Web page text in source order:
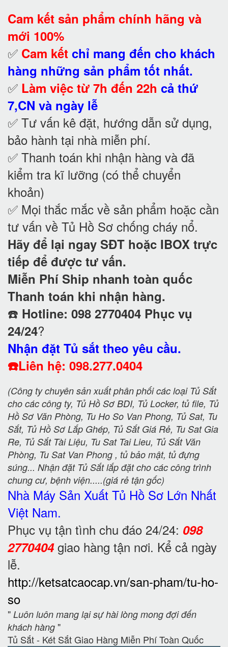
Cam kết sản phẩm chính hãng và
mới 100%
✅ Cam kết chỉ mang đến cho khách
hàng những sản phẩm tốt nhất.
✅ Làm việc từ 7h đến 22h cả thứ
7,CN và ngày lễ
✅ Tư vấn kê đặt, hướng dẫn sử dụng,
bảo hành tại nhà miễn phí.
✅ Thanh toán khi nhận hàng và đã
kiểm tra kĩ lưỡng (có thể chuyển
khoản)
✅ Mọi thắc mắc về sản phẩm hoặc cần
tư vấn về Tủ Hồ Sơ chống cháy nổ.
Hãy để lại ngay SĐT hoặc IBOX trực
tiếp để được tư vấn.
Miễn Phí Ship nhanh toàn quốc
Thanh toán khi nhận hàng.
☎️ Hotline: 098 2770404 Phục vụ
24/24?
Nhận đặt Tủ sắt theo yêu cầu.
☎️Liên hệ: 098.277.0404
(Công ty chuyên sản xuất phân phối các loại Tủ Sắt
cho các công ty, Tủ Hồ Sơ BDI, Tủ Locker, tủ file, Tủ
Hồ Sơ Văn Phòng, Tu Ho So Van Phong, Tủ Sat, Tu
Sắt, Tủ Hồ Sơ Lắp Ghép, Tủ Sắt Giá Rẻ, Tu Sat Gia
Re, Tủ Sắt Tài Liệu, Tu Sat Tai Lieu, Tủ Sắt Văn
Phòng, Tu Sat Van Phong , tủ bảo mật, tủ đựng
súng... Nhận đặt Tủ Sắt lắp đặt cho các công trình
chung cư, bệnh viện.....(giá rẻ tận gốc)
Nhà Máy Sản Xuất Tủ Hồ Sơ Lớn Nhất
Việt Nam.
Phục vụ tận tình chu đáo 24/24: 098
2770404giao hàng tận nơi. Kể cả ngày
lễ.
http://ketsatcaocap.vn/san-pham/tu-ho-
so
" Luôn luôn mang lại sự hài lòng mong đợi đến
khách hàng "
Tủ Sắt - Két Sắt Giao Hàng Miễn Phí Toàn Quốc